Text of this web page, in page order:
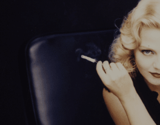
ANNETT
2026 |